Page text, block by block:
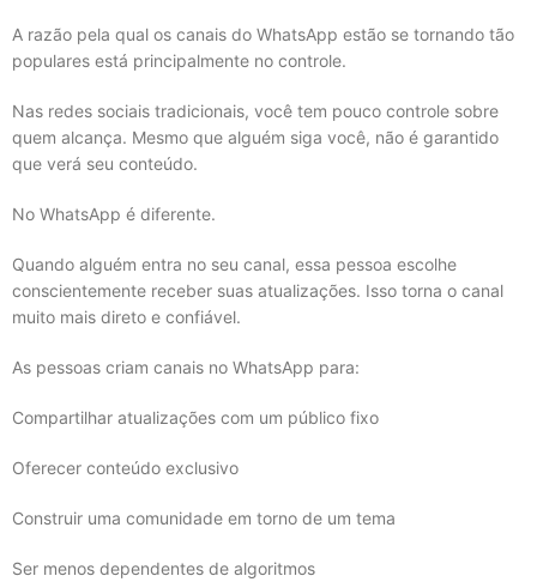
A razão pela qual os canais do WhatsApp estão se tornando tão
populares está principalmente no controle.
Nas redes sociais tradicionais, você tem pouco controle sobre
quem alcança. Mesmo que alguém siga você, não é garantido
que verá seu conteúdo.
No WhatsApp é diferente.
Quando alguém entra no seu canal, essa pessoa escolhe
conscientemente receber suas atualizações. Isso torna o canal
muito mais direto e confiável.
As pessoas criam canais no WhatsApp para:
Compartilhar atualizações com um público fixo
Oferecer conteúdo exclusivo
Construir uma comunidade em torno de um tema
Ser menos dependentes de algoritmos